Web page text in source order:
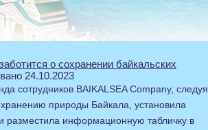
о сохранении байкальских
24.10.2023
сотрудников BAIKALSEA Company, следуя
природы Байкала, установила
разместила информационную табличку в